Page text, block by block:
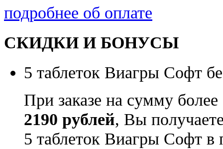
подробнее об оплате
СКИДКИ И БОНУСЫ
5 таблеток Виагры Софт
При заказе на сумму более
2190 рублей, Вы
5 таблеток Виагры Софт в